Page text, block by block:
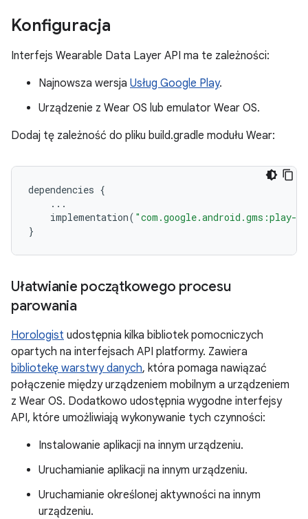
Konfiguracja
Interfejs Wearable Data Layer API ma te zależności:
Najnowsza wersja Usług Google Play.
Urządzenie z Wear OS lub emulator Wear OS.
Dodaj tę zależność do pliku build.gradle modułu Wear:
dependencies {
...
implementation( "com.google.android.gms:play-
}
Ułatwianie początkowego procesu
parowania
Horologist udostępnia kilka bibliotek pomocniczych
opartych na interfejsach API platformy. Zawiera
bibliotekę warstwy danych, która pomaga nawiązać
połączenie między urządzeniem mobilnym a urządzeniem
z Wear OS. Dodatkowo udostępnia wygodne interfejsy
API, które umożliwiają wykonywanie tych czynności:
Instalowanie aplikacji na innym urządzeniu.
Uruchamianie aplikacji na innym urządzeniu.
Uruchamianie określonej aktywności na innym
urządzeniu.